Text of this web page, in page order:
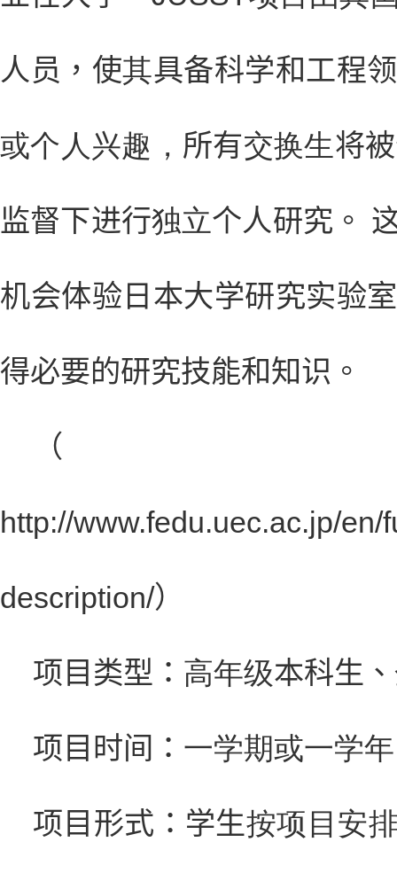
人员，使其具备科学和工程
或个人兴趣， 所有交换生将
监督下进行独立个人研究。
机会体验日本大学研究实验
得必要的研究技能和知识。
（
http://www.fedu.uec.ac.jp/
description/）
项目类型： 高年级本科生、
项目时间： 一学期或一学年
项目形式： 学生按项目安